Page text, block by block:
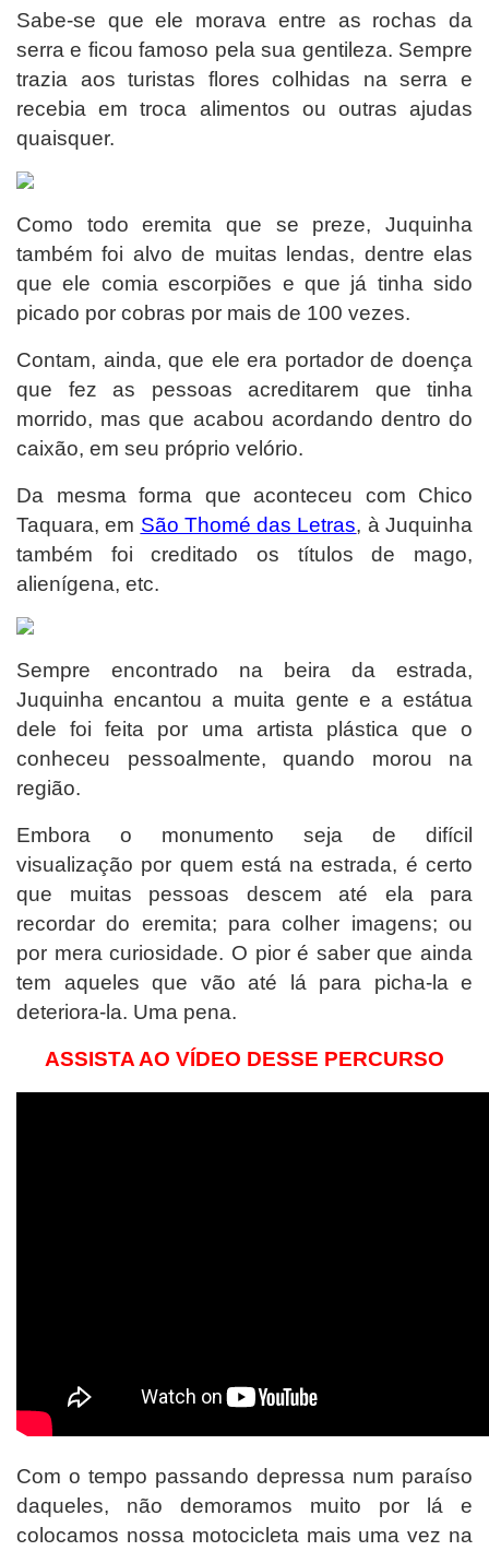
Sabe-se que ele morava entre as rochas da
serra e ficou famoso pela sua gentileza. Sempre
trazia aos turistas flores colhidas na serra e
recebia em troca alimentos ou outras ajudas
quaisquer.
Como todo eremita que se preze, Juquinha
também foi alvo de muitas lendas, dentre elas
que ele comia escorpiões e que já tinha sido
picado por cobras por mais de 100 vezes.
Contam, ainda, que ele era portador de doença
que fez as pessoas acreditarem que tinha
morrido, mas que acabou acordando dentro do
caixão, em seu próprio velório.
Da mesma forma que aconteceu com Chico
Taquara, em São Thomé das Letras, à Juquinha
também foi creditado os títulos de mago,
alienígena, etc.
Sempre encontrado na beira da estrada,
Juquinha encantou a muita gente e a estátua
dele foi feita por uma artista plástica que o
conheceu pessoalmente, quando morou na
região.
Embora o monumento seja de difícil
visualização por quem está na estrada, é certo
que muitas pessoas descem até ela para
recordar do eremita; para colher imagens; ou
por mera curiosidade. O pior é saber que ainda
tem aqueles que vão até lá para picha-la e
deteriora-la. Uma pena.
ASSISTA AO VÍDEO DESSE PERCURSO
Com o tempo passando depressa num paraíso
daqueles, não demoramos muito por lá e
colocamos nossa motocicleta mais uma vez na